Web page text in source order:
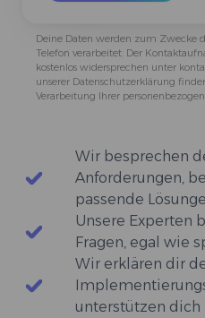
Wir besprechen
Anforderungen,
passende
Unsere Experten
Fragen, egal wie
Wir erklären dir
unterstützen
Deine Daten werden zum Zwecke
Telefon verarbeitet. Der
kostenlos widersprechen unter
unserer Datenschutzerklärung
Verarbeitung Ihrer